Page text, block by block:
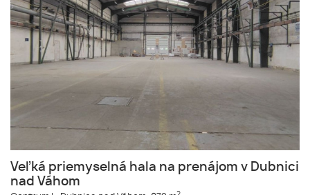
Veľká priemyselná hala na prenájom v Dubnici
nad Váhom